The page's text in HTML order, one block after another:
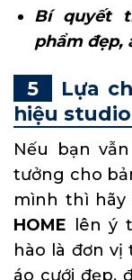
Bí quyết
phẩm đẹp,
Lựa
hiệu
Nếu bạn
tưởng cho
mình thì hãy
HOME lên ý
hào là đơn
áo cưới đẹp,